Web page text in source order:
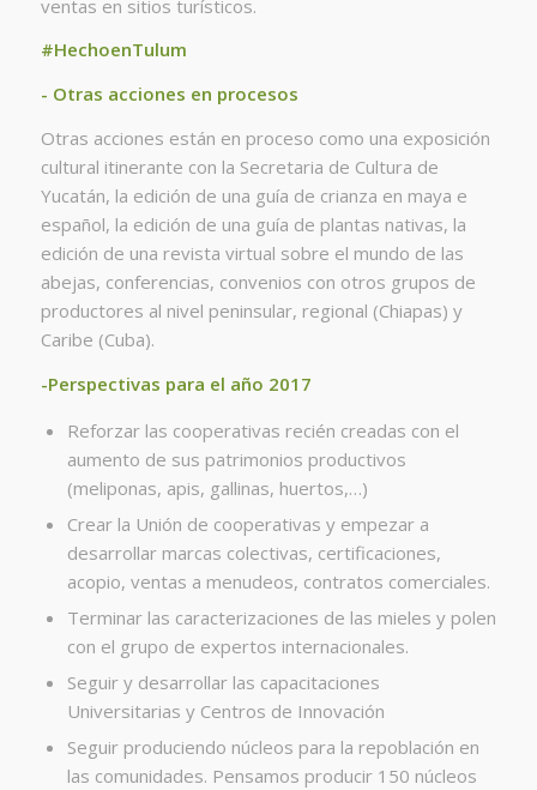
ventas en sitios turísticos.
#HechoenTulum
- Otras acciones en procesos
Otras acciones están en proceso como una exposición
cultural itinerante con la Secretaria de Cultura de
Yucatán, la edición de una guía de crianza en maya e
español, la edición de una guía de plantas nativas, la
edición de una revista virtual sobre el mundo de las
abejas, conferencias, convenios con otros grupos de
productores al nivel peninsular, regional (Chiapas) y
Caribe (Cuba).
-Perspectivas para el año 2017
Reforzar las cooperativas recién creadas con el
aumento de sus patrimonios productivos
(meliponas, apis, gallinas, huertos,…)
Crear la Unión de cooperativas y empezar a
desarrollar marcas colectivas, certificaciones,
acopio, ventas a menudeos, contratos comerciales.
Terminar las caracterizaciones de las mieles y polen
con el grupo de expertos internacionales.
Seguir y desarrollar las capacitaciones
Universitarias y Centros de Innovación
Seguir produciendo núcleos para la repoblación en
las comunidades. Pensamos producir 150 núcleos